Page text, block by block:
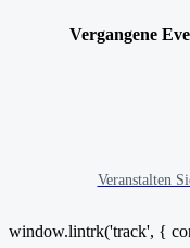
Vergangene
Veranstalten
window.lintrk('track', {